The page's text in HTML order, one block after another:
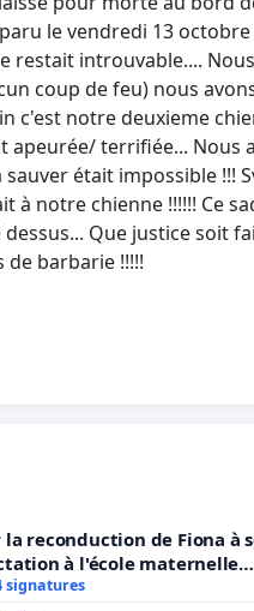
le vendredi 13
restait introuvable....
coup de feu) nous
c'est notre deuxieme
terrifiée... Nous
sauver était impossible !!!
notre chienne !!!!!! Ce
Que justice soit
de barbarie !!!!!
la reconduction de Fiona à
à l'école maternelle
auprès de Léo N. en
signatures